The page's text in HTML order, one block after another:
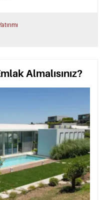
Almalısınız?